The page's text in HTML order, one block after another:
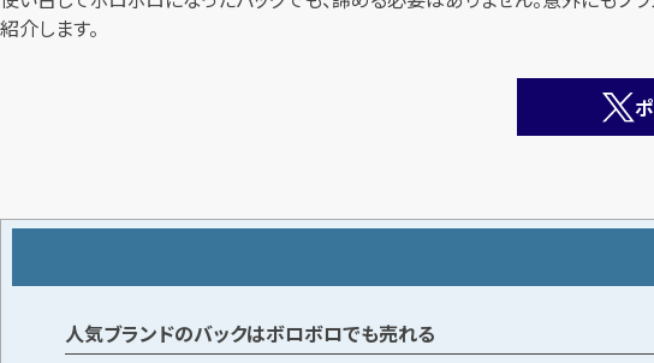
紹介します。
人気ブランドのバックはボロボロでも売れる